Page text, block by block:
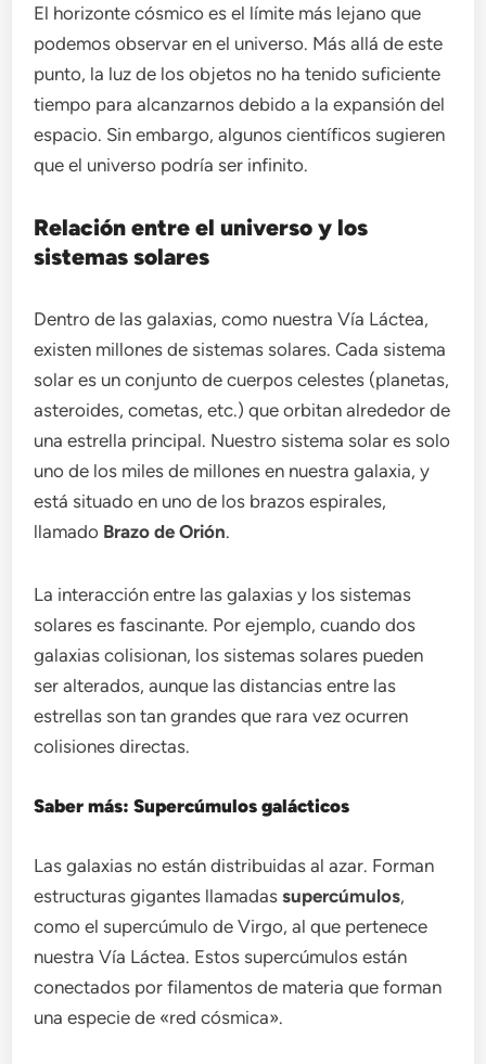
El horizonte cósmico es el límite más lejano que
podemos observar en el universo. Más allá de este
punto, la luz de los objetos no ha tenido suficiente
tiempo para alcanzarnos debido a la expansión del
espacio. Sin embargo, algunos científicos sugieren
que el universo podría ser infinito.
Relación entre el universo y los
sistemas solares
Dentro de las galaxias, como nuestra Vía Láctea,
existen millones de sistemas solares. Cada sistema
solar es un conjunto de cuerpos celestes (planetas,
asteroides, cometas, etc.) que orbitan alrededor de
una estrella principal. Nuestro sistema solar es solo
uno de los miles de millones en nuestra galaxia, y
está situado en uno de los brazos espirales,
llamado Brazo de Orión.
La interacción entre las galaxias y los sistemas
solares es fascinante. Por ejemplo, cuando dos
galaxias colisionan, los sistemas solares pueden
ser alterados, aunque las distancias entre las
estrellas son tan grandes que rara vez ocurren
colisiones directas.
Saber más: Supercúmulos galácticos
Las galaxias no están distribuidas al azar. Forman
estructuras gigantes llamadassupercúmulos,
como el supercúmulo de Virgo, al que pertenece
nuestra Vía Láctea. Estos supercúmulos están
conectados por filamentos de materia que forman
una especie de «red cósmica».